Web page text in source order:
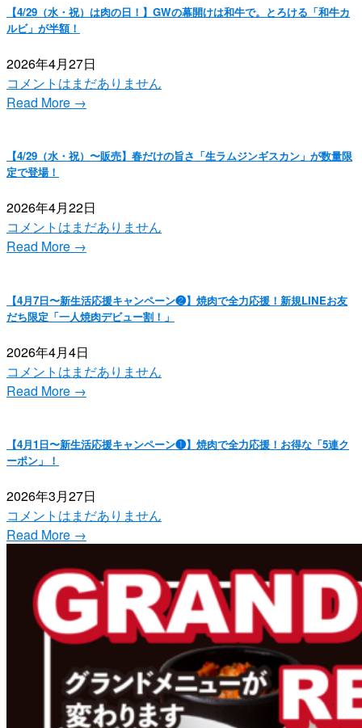
【4/29（水・祝）は肉の日！】GWの幕開けは和牛で。とろける「和牛カ
ルビ」が半額！
2026年4月27日
コメントはまだありません
Read More →
【4/29（水・祝）〜販売】春だけの旨さ「生ラムジンギスカン」が数量限
定で登場！
2026年4月22日
コメントはまだありません
Read More →
【4月7日〜新生活応援キャンペーン❷】焼肉で全力応援！新規LINEお友
だち限定「一人焼肉デビュー割！」
2026年4月4日
コメントはまだありません
Read More →
【4月1日〜新生活応援キャンペーン❶】焼肉で全力応援！お得な「5連ク
ーポン」！
2026年3月27日
コメントはまだありません
Read More →